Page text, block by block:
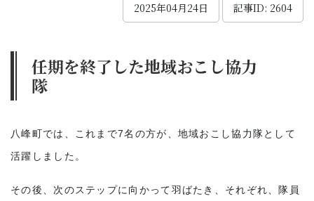
くらしの情報
移住・定住
2025年04月24日 記事ID: 2604
任期を終了した地域おこし協力
隊
八峰町では、これまで7名の方が、地域おこし協力隊として
活躍しました。
その後、次のステップに向かって羽ばたき、それぞれ、隊員